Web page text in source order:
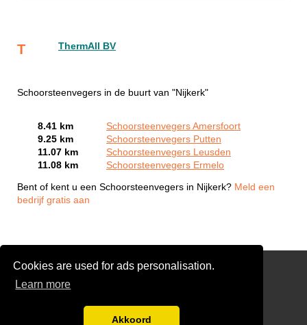
Cookies are used for ads personalisation.
Learn more
Akkoord
T ThermAll BV
Schoorsteenvegers in de buurt van "Nijkerk"
8.41 km
Schoorsteenvegers Amersfoort
9.25 km
Schoorsteenvegers Putten
11.07 km
Schoorsteenvegers Leusden
11.08 km
Schoorsteenvegers Ermelo
Bent of kent u een Schoorsteenvegers in Nijkerk? Meld een
bedrijf gratis aan
Reinigen Schoorsteen
Links